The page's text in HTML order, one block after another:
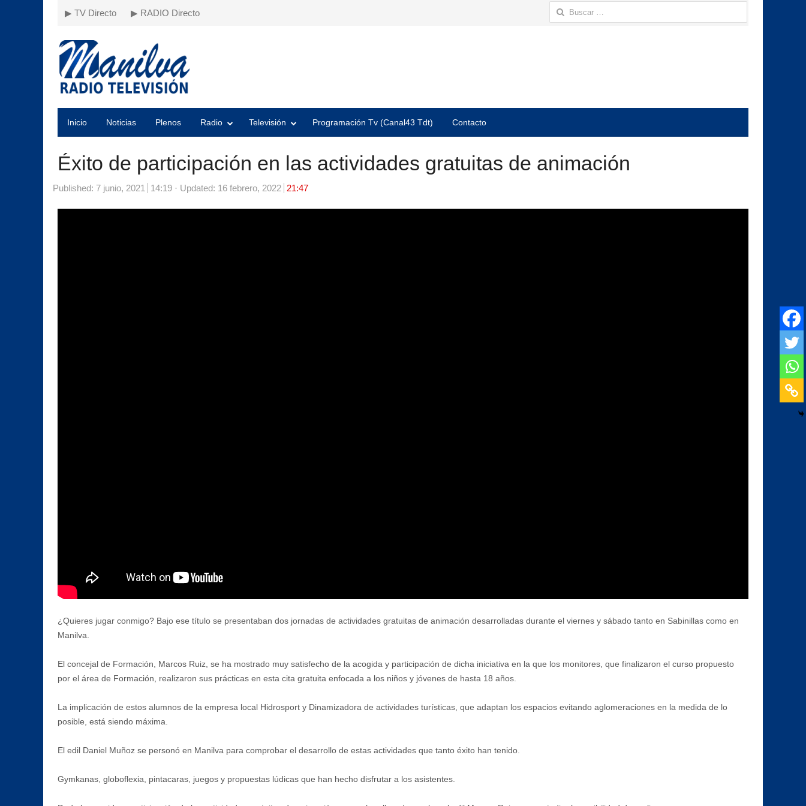
▶ TV Directo ▶ RADIO Directo Buscar:
Inicio Noticias Plenos Radio Televisión Programación Tv (Canal43 Tdt) Contacto
Éxito de participación en las actividades gratuitas de animación
Published: 7 junio, 2021 14:19 Updated: 16 febrero, 2022 21:47
¿Quieres jugar conmigo? Bajo ese título se presentaban dos jornadas de actividades gratuitas de animación desarrolladas durante el viernes y sábado tanto en Sabinillas como en
Manilva.
El concejal de Formación, Marcos Ruiz, se ha mostrado muy satisfecho de la acogida y participación de dicha iniciativa en la que los monitores, que finalizaron el curso propuesto
por el área de Formación, realizaron sus prácticas en esta cita gratuita enfocada a los niños y jóvenes de hasta 18 años.
La implicación de estos alumnos de la empresa local Hidrosport y Dinamizadora de actividades turísticas, que adaptan los espacios evitando aglomeraciones en la medida de lo
posible, está siendo máxima.
El edil Daniel Muñoz se personó en Manilva para comprobar el desarrollo de estas actividades que tanto éxito han tenido.
Gymkanas, globoflexia, pintacaras, juegos y propuestas lúdicas que han hecho disfrutar a los asistentes.